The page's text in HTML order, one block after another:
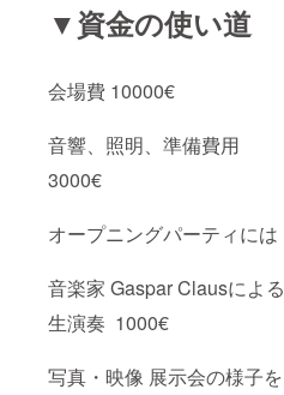
▼資金の使い道
会場費 10000€
音響、照明、準備費用
3000€
オープニングパーティには
音楽家 Gaspar Clausによる
生演奏 1000€
写真・映像 展示会の様子を